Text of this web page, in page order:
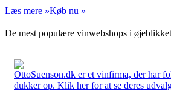
Læs mere »Køb nu »
De mest populære vinwebshops i
OttoSuenson.dk er et vinfirma, der har
dukker op. Klik her for at se deres